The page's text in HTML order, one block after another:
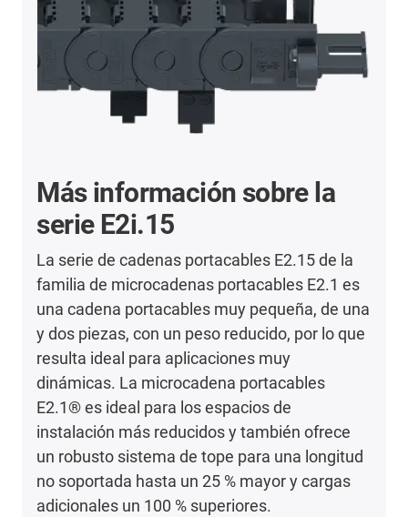
Más información sobre la
serie E2i.15
La serie de cadenas portacables E2.15 de la
familia de microcadenas portacables E2.1 es
una cadena portacables muy pequeña, de una
y dos piezas, con un peso reducido, por lo que
resulta ideal para aplicaciones muy
dinámicas. La microcadena portacables
E2.1® es ideal para los espacios de
instalación más reducidos y también ofrece
un robusto sistema de tope para una longitud
no soportada hasta un 25 % mayor y cargas
adicionales un 100 % superiores.